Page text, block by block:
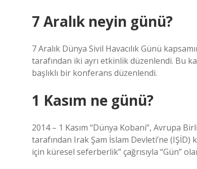
7 Aralık neyin günü?
7 Aralık Dünya Sivil Havacılık Günü
tarafından iki ayrı etkinlik düzenlendi. Bu
başlıklı bir konferans düzenlendi.
1 Kasım ne günü?
2014 – 1 Kasım “Dünya Kobani”, Avrupa
tarafından Irak Şam İslam Devleti’ne (IŞİD)
için küresel seferberlik” çağrısıyla “Gün”